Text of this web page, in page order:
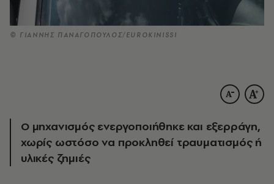
© ΓΙΑΝΝΗΣ ΠΑΝΑΓΟΠΟΥΛΟΣ/EUROKINISSI
Ο μηχανισμός ενεργοποιήθηκε και εξερράγη,
χωρίς ωστόσο να προκληθεί τραυματισμός ή
υλικές ζημιές